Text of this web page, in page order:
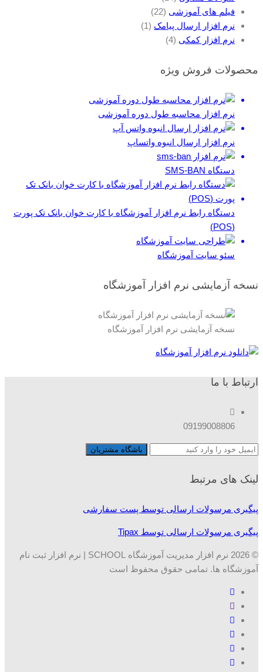
فیلم های آموزشی (22)
نرم افزار ارسال پیامک (1)
نرم افزار کمکی (4)
محصولات فروش ویژه
نرم افزار محاسبه طول دوره آموزشی
نرم افزار ارسال انبوه واتساپ
دستگاه SMS-BAN
دستگاه رابط نرم افزار آموزشگاه با کارت خوان بانک تک پورت
(POS)
سئو سایت آموزشگاه
نسخه آزمایشی نرم افزار آموزشگاه
نسخه آزمایشی نرم افزار آموزشگاه
ارتباط با ما
09199008806
لینک های مرتبط
پیگیری مرسولات ارسالی توسط پست سفارشی
پیگیری مرسولات ارسالی توسط Tipax
© 2026 نرم افزار مدیریت آموزشگاه SCHOOL | نرم افزار ثبت نام
آموزشگاه ها. تمامی حقوق محفوظ است